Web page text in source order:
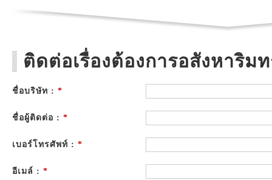
ติดต่อเรื่องต้องการอสังหาริม
ชื่อบริษัท : *
ชื่อผู้ติดต่อ : *
เบอร์โทรศัพท์ : *
อีเมล์ : *